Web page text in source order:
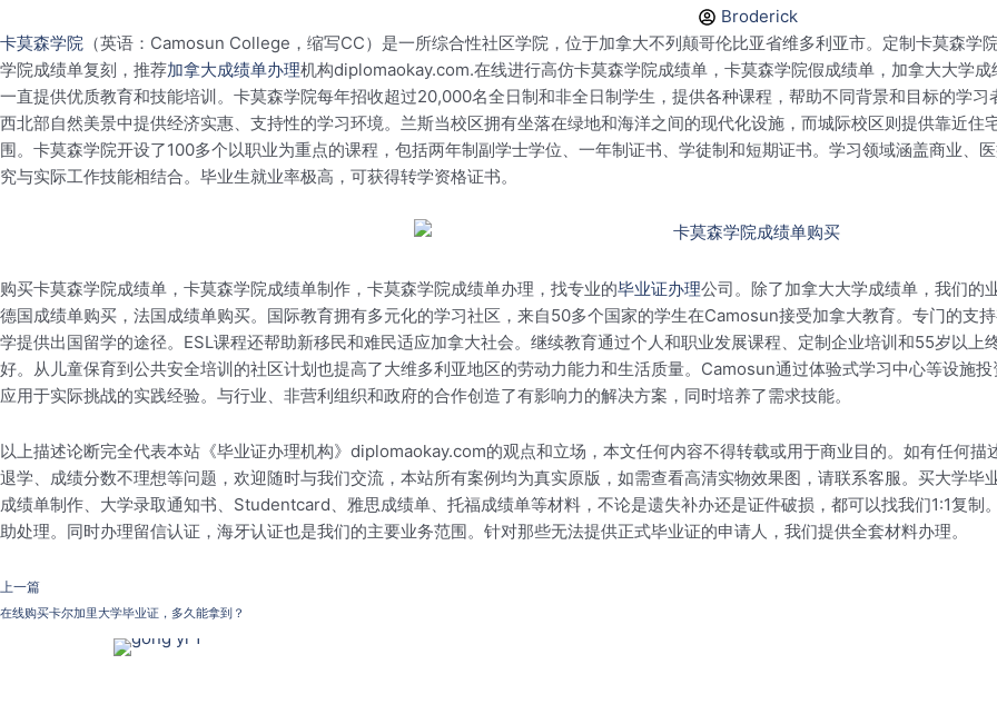
Broderick
卡莫森学院 （英语：Camosun College，缩写CC）是一所综合性社区学院，位于加拿大不列颠哥伦比亚省维多利亚市。定制卡莫森学
学院成绩单复刻，推荐加拿大成绩单办理机构diplomaokay.com.在线进行高仿卡莫森学院成绩单，卡莫森学院假成绩单，加拿大大学
一直提供优质教育和技能培训。卡莫森学院每年招收超过20,000名全日制和非全日制学生，提供各种课程，帮助不同背景和目标的学
西北部自然美景中提供经济实惠、支持性的学习环境。兰斯当校区拥有坐落在绿地和海洋之间的现代化设施，而城际校区则提供靠近
围。卡莫森学院开设了100多个以职业为重点的课程，包括两年制副学士学位、一年制证书、学徒制和短期证书。学习领域涵盖商业、
究与实际工作技能相结合。毕业生就业率极高，可获得转学资格证书。
购买卡莫森学院成绩单，卡莫森学院成绩单制作，卡莫森学院成绩单办理，找专业的毕业证办理公司。除了加拿大大学成绩单，我们的
德国成绩单购买，法国成绩单购买。国际教育拥有多元化的学习社区，来自50多个国家的学生在Camosun接受加拿大教育。专门的支
学提供出国留学的途径。ESL课程还帮助新移民和难民适应加拿大社会。继续教育通过个人和职业发展课程、定制企业培训和55岁以
好。从儿童保育到公共安全培训的社区计划也提高了大维多利亚地区的劳动力能力和生活质量。Camosun通过体验式学习中心等设施
应用于实际挑战的实践经验。与行业、非营利组织和政府的合作创造了有影响力的解决方案，同时培养了需求技能。
以上描述论断完全代表本站《毕业证办理机构》diplomaokay.com的观点和立场，本文任何内容不得转载或用于商业目的。如有任何
退学、成绩分数不理想等问题，欢迎随时与我们交流，本站所有案例均为真实原版，如需查看高清实物效果图，请联系客服。买大学
成绩单制作、大学录取通知书、Studentcard、雅思成绩单、托福成绩单等材料，不论是遗失补办还是证件破损，都可以找我们1:1复
助处理。同时办理留信认证，海牙认证也是我们的主要业务范围。针对那些无法提供正式毕业证的申请人，我们提供全套材料办理。
上一篇
在线购买卡尔加里大学毕业证，多久能拿到？